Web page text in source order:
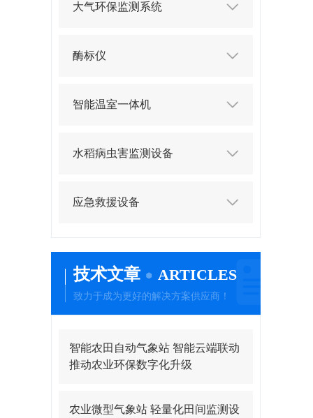
大气环保监测系统
酶标仪
智能温室一体机
水稻病虫害监测设备
应急救援设备
技术文章 ARTICLES
致力于成为更好的解决方案供应商！
智能农田自动气象站 智能云端联动
推动农业环保数字化升级
农业微型气象站 轻量化田间监测设